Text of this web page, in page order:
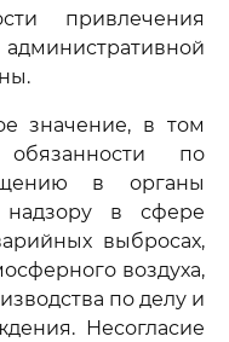
привлечения
значение, в том
по
в органы
в сфере
выбросах,
воздуха,
по делу и
Несогласие